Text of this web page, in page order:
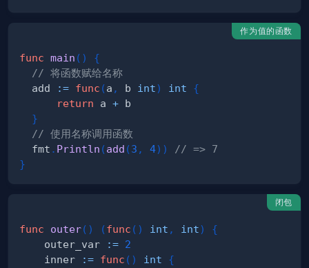
作为值的函数
func main ( )
{
// 将函数赋给名称
  add
:= func (a , b int) int
{
return a +
}
// 使用名称调用函数
  fmt
. Println (add (3 , 4) )
// => 7
}
闭包
func outer( ) (func ( ) int , int)
{
    outer_var
:= 2
    inner
:= func ( ) int
{